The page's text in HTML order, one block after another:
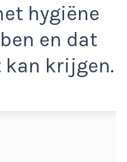
hygiëne
en dat
krijgen.